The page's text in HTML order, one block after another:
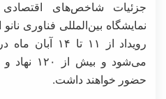
جزئیات شاخص‌های اقتصادی
نمایشگاه بین‌المللی فناوری
رویداد از ۱۱
می‌شود و
حضور خواهند داشت.